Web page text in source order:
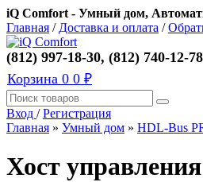
iQ Comfort - Умный дом,
Главная / Доставка и оплата /
(812) 997-18-30, (812) 740-12-78
Корзина 0 0 ₽
Вход /Регистрация
Главная » Умный дом » HDL-Bus
Хост